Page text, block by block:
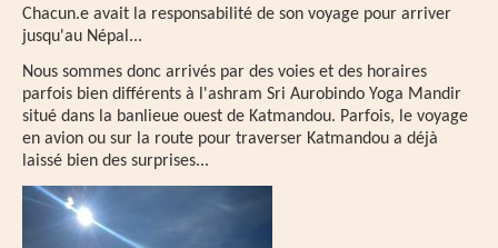
Chacun.e avait la responsabilité de son voyage pour arriver
jusqu'au Népal...
Nous sommes donc arrivés par des voies et des horaires
parfois bien différents à l'ashram Sri Aurobindo Yoga Mandir
situé dans la banlieue ouest de Katmandou. Parfois, le voyage
en avion ou sur la route pour traverser Katmandou a déjà
laissé bien des surprises...